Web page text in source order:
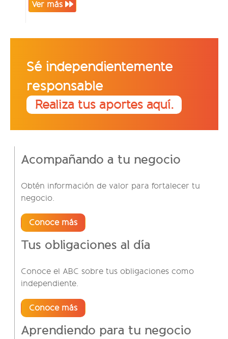
Ver más
Sé independientemente
responsable
Realiza tus aportes aquí.
Acompañando a tu negocio
Obtén información de valor para fortalecer tu
negocio.
Conoce más
Tus obligaciones al día
Conoce el ABC sobre tus obligaciones como
independiente.
Conoce más
Aprendiendo para tu negocio